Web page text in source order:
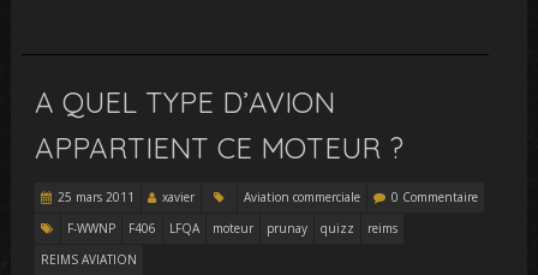
A QUEL TYPE D’AVION
APPARTIENT CE MOTEUR ?
25 mars 2011 xavier Aviation commerciale
0 Commentaire
F-WWNP
F406 LFQA moteur prunay quizz
reims
REIMS AVIATION